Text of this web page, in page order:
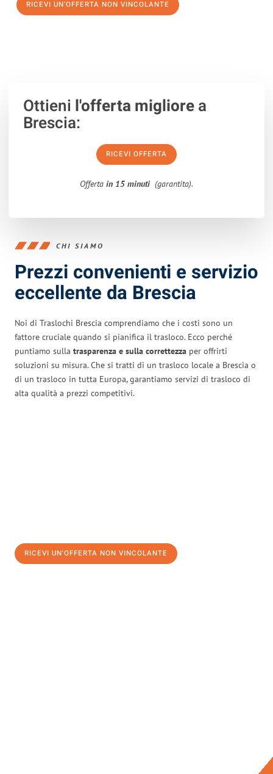
RICEVI UN'OFFERTA NON VINCOLANTE
Ottieni l'offerta migliorea
Brescia:
RICEVI OFFERTA
Offerta in 15 minuti (garantita).
CHI SIAMO
Prezzi convenienti e servizio
eccellente da Brescia
Noi di Traslochi Brescia comprendiamo che i costi sono un
fattore cruciale quando si pianifica il trasloco. Ecco perché
puntiamo sulla trasparenza e sulla correttezza per offrirti
soluzioni su misura. Che si tratti di un trasloco locale a Brescia o
di un trasloco in tutta Europa, garantiamo servizi di trasloco di
alta qualità a prezzi competitivi.
RICEVI UN'OFFERTA NON VINCOLANTE